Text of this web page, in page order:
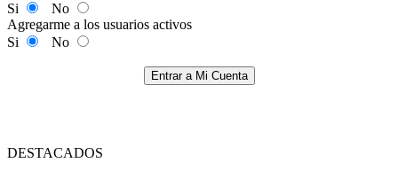
Si
No
Agregarme a los usuarios activos
Si
No
Entrar a Mi Cuenta
DESTACADOS